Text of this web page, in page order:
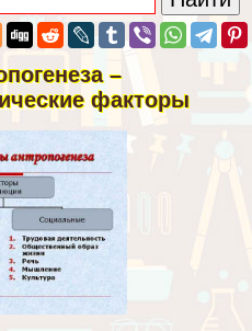
–
факторы